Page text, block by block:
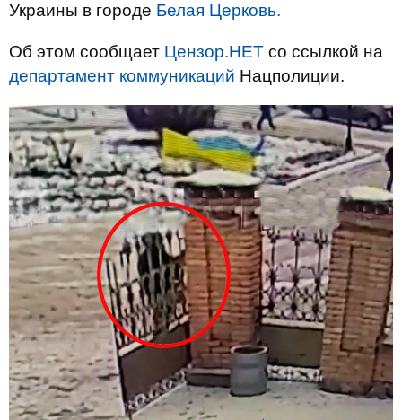
Украины в городе Белая Церковь.
Об этом сообщает Цензор.НЕТ со ссылкой на
департамент коммуникаций Нацполиции.